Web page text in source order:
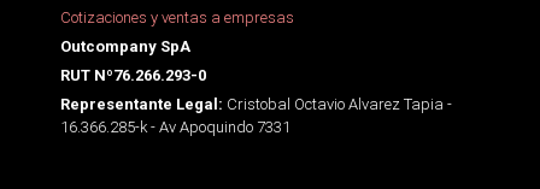
Cotizaciones y ventas a empresas
Outcompany SpA
RUT Nº76.266.293-0
Representante Legal: Cristobal Octavio Alvarez Tapia -
16.366.285-k - Av Apoquindo 7331